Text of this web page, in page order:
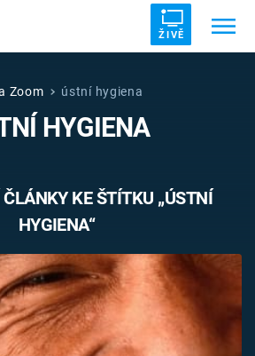
ŽIVĚ
UFO DRUHÁ SVĚTOVÁ VÁLKA
DÁVNOVĚKU
Zoom ústní hygiena
HYGIENA
KE ŠTÍTKU „ÚSTNÍ
HYGIENA“